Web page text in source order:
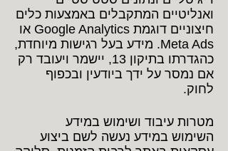
ואנליטיים המתקבלים באמצעות כלים
חיצוניים דוגמת Google Analytics או
Meta Ads. מידע בעל רגישות מיוחדת,
כהגדרתו בתיקון 13, יישמר ויעובד רק
אם נמסר על ידך ביודעין ובכפוף
לחוק.
מטרות עיבוד ושימוש במידע
השימוש במידע נעשה לשם ביצוע